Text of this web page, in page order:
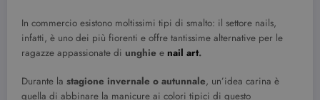
In commercio esistono moltissimi tipi di smalto: il settore nails,
infatti, è uno dei più fiorenti e offre tantissime alternative per le
ragazze appassionate di unghie e nail art.
Durante la stagione invernale o autunnale, un’idea carina è
quella di abbinare la manicure ai colori tipici di questo